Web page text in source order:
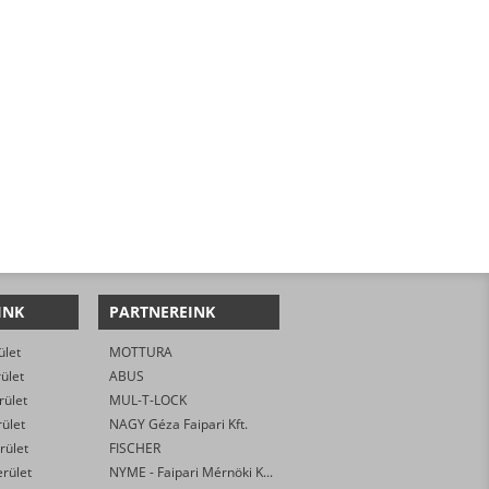
PARTNEREINK
MOTTURA
ABUS
MUL-T-LOCK
NAGY Géza Faipari Kft.
FISCHER
NYME - Faipari Mérnöki Kar